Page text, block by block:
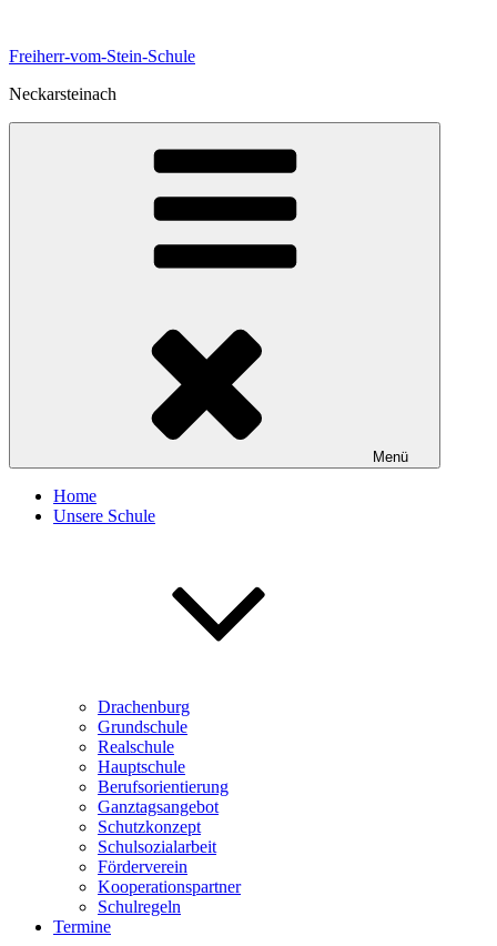
springen
Freiherr-vom-Stein-Schule
Neckarsteinach
Menü
Home
Unsere Schule
Drachenburg
Grundschule
Realschule
Hauptschule
Berufsorientierung
Ganztagsangebot
Schutzkonzept
Schulsozialarbeit
Förderverein
Kooperationspartner
Schulregeln
Termine